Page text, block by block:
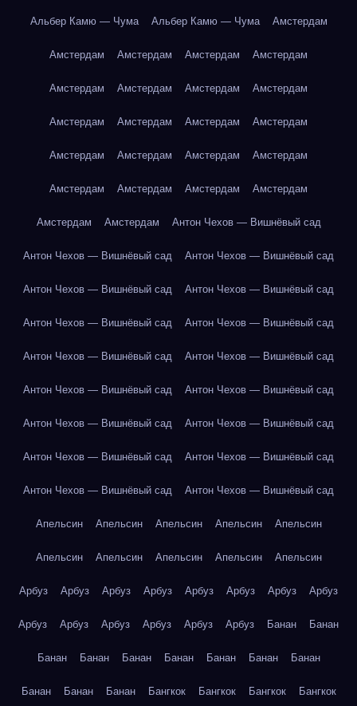
Альбер Камю — Чума Альбер Камю — Чума Амстердам
Амстердам Амстердам Амстердам Амстердам
Амстердам Амстердам Амстердам Амстердам
Амстердам Амстердам Амстердам Амстердам
Амстердам Амстердам Амстердам Амстердам
Амстердам Амстердам Амстердам Амстердам
Амстердам Амстердам Антон Чехов — Вишнёвый сад
Антон Чехов — Вишнёвый сад Антон Чехов — Вишнёвый сад
Антон Чехов — Вишнёвый сад Антон Чехов — Вишнёвый сад
Антон Чехов — Вишнёвый сад Антон Чехов — Вишнёвый сад
Антон Чехов — Вишнёвый сад Антон Чехов — Вишнёвый сад
Антон Чехов — Вишнёвый сад Антон Чехов — Вишнёвый сад
Антон Чехов — Вишнёвый сад Антон Чехов — Вишнёвый сад
Антон Чехов — Вишнёвый сад Антон Чехов — Вишнёвый сад
Антон Чехов — Вишнёвый сад Антон Чехов — Вишнёвый сад
Апельсин Апельсин Апельсин Апельсин Апельсин
Апельсин Апельсин Апельсин Апельсин Апельсин
Арбуз Арбуз Арбуз Арбуз Арбуз Арбуз Арбуз Арбуз
Арбуз Арбуз Арбуз Арбуз Арбуз Арбуз Банан Банан
Банан Банан Банан Банан Банан Банан Банан
Банан Банан Банан Бангкок Бангкок Бангкок Бангкок